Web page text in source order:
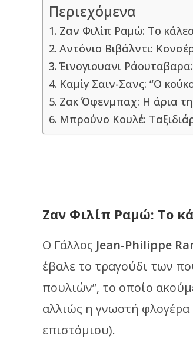
Περιεχόμενα
Ζαν Φιλίπ Ραμώ: Το
Αντόνιο Βιβάλντι:
Έινογιουανι
Καμίγ Σαιν-Σανς: “Ο
Ζακ Όφενμπαχ: Η άρια
Μπρούνο Κουλέ:
Ζαν Φιλίπ Ραμώ: Το
Ο Γάλλος Jean-Philippe
έβαλε το τραγούδι των
πουλιών”, το οποίο
αλλιώς η γνωστή
επιστόμιου).